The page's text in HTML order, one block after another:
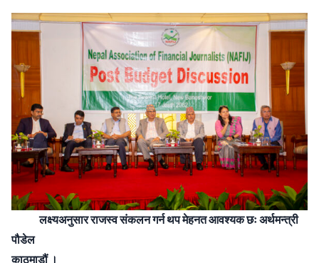
लक्ष्यअनुसार राजस्व संकलन गर्न थप मेहनत आवश्यक छः अर्थमन्त्री
पौडेल